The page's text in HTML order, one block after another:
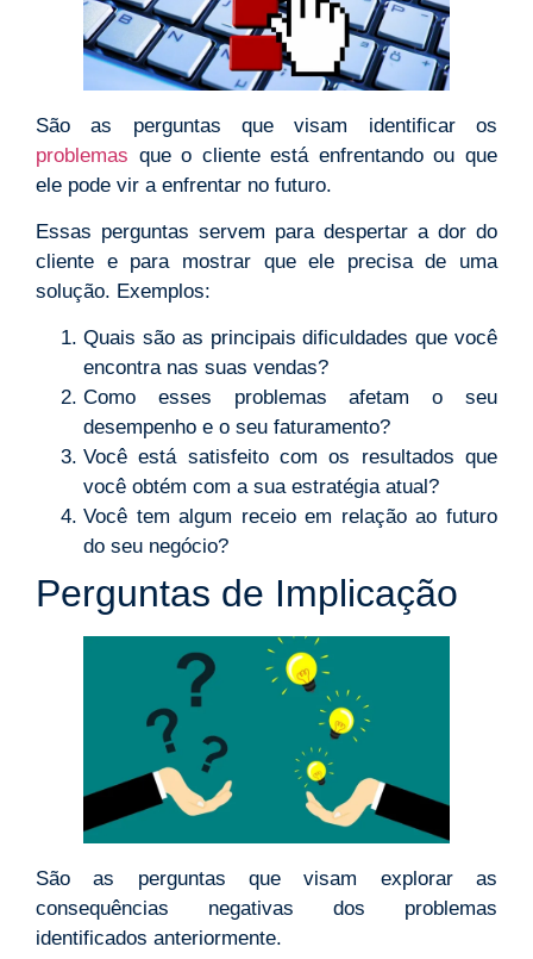
São as perguntas que visam identificar os
problemas que o cliente está enfrentando ou que
ele pode vir a enfrentar no futuro.
Essas perguntas servem para despertar a dor do
cliente e para mostrar que ele precisa de uma
solução. Exemplos:
Quais são as principais dificuldades que você
encontra nas suas vendas?
Como esses problemas afetam o seu
desempenho e o seu faturamento?
Você está satisfeito com os resultados que
você obtém com a sua estratégia atual?
Você tem algum receio em relação ao futuro
do seu negócio?
Perguntas de Implicação
São as perguntas que visam explorar as
consequências negativas dos problemas
identificados anteriormente.